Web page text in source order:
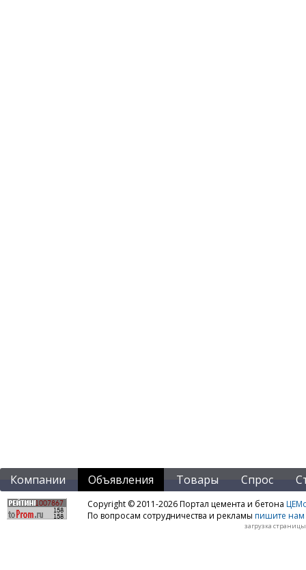
Компании Объявления Товары Спрос
Copyright © 2011-2026 Портал цемента и бетона
По вопросам сотрудничества и рекламы пишите нам
загрузка